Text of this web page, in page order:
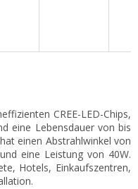
CREE-LED-Chips,
eine Lebensdauer von bis
einen Abstrahlwinkel von
eine Leistung von 40W.
Hotels, Einkaufszentren,